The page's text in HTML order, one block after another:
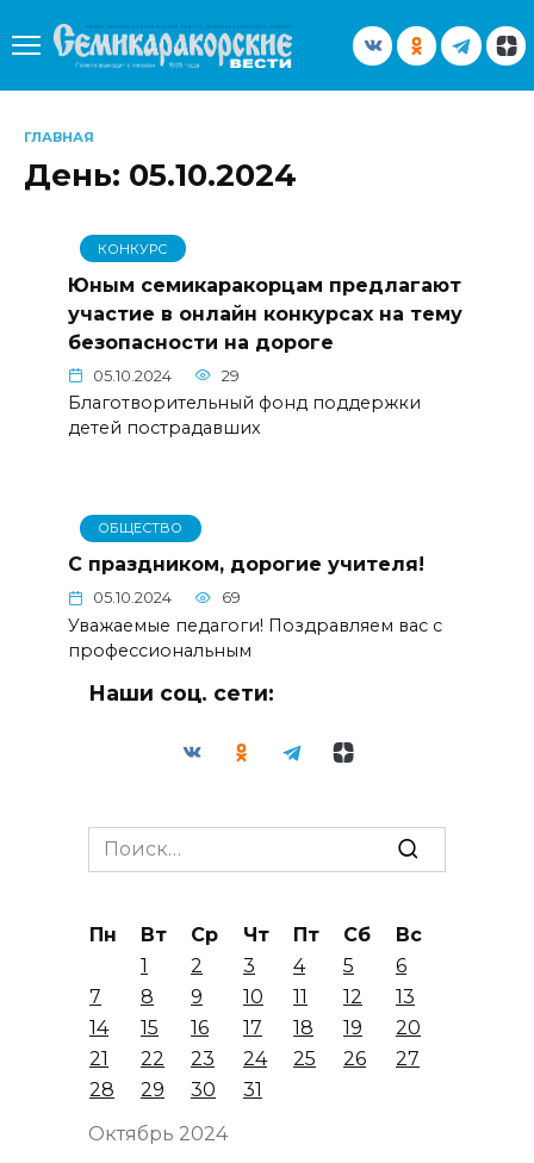
содержанию
ГЛАВНАЯ
День: 05.10.2024
КОНКУРС
Юным семикаракорцам предлагают
участие в онлайн конкурсах на тему
безопасности на дороге
05.10.2024 29
Благотворительный фонд поддержки
детей пострадавших
ОБЩЕСТВО
С праздником, дорогие учителя!
05.10.2024 69
Уважаемые педагоги! Поздравляем вас с
профессиональным
Наши соц. сети:
Search
for:
Октябрь 2024
Пн Вт Ср Чт Пт Сб
Вс
1
2 3 4 5
6
7
8 9 10 11 12
13
14
15 16 17 18 19
20
21
22 23 24 25 26
27
28
29 30 31